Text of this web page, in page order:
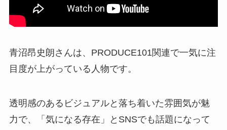
青沼昂史朗さんは、PRODUCE101関連で一気に注
目度が上がっている人物です。
透明感のあるビジュアルと落ち着いた雰囲気が魅
力で、「気になる存在」とSNSでも話題になって